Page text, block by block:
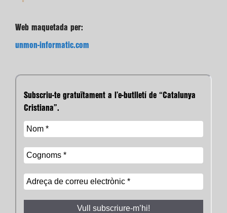
Web maquetada per:
unmon-informatic.com
Subscriu-te gratuïtament a l’e-butlletí de “Catalunya
Cristiana”.